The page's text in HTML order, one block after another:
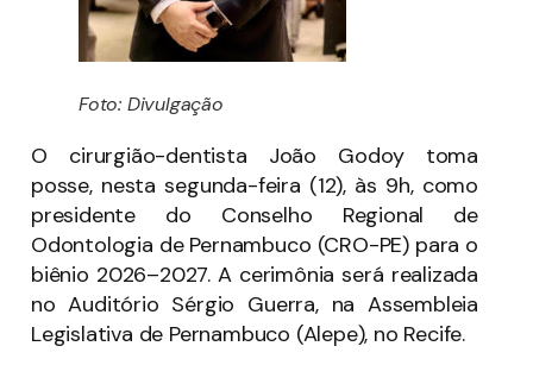
Foto: Divulgação
O cirurgião-dentista João Godoy toma
posse, nesta segunda-feira (12), às 9h, como
presidente do Conselho Regional de
Odontologia de Pernambuco (CRO-PE) para o
biênio 2026–2027. A cerimônia será realizada
no Auditório Sérgio Guerra, na Assembleia
Legislativa de Pernambuco (Alepe), no Recife.